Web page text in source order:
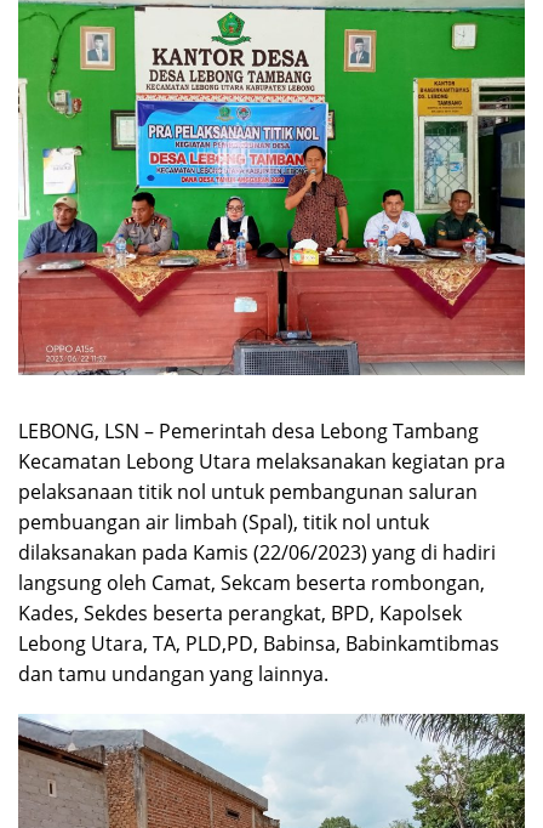
LEBONG, LSN – Pemerintah desa Lebong Tambang
Kecamatan Lebong Utara melaksanakan kegiatan pra
pelaksanaan titik nol untuk pembangunan saluran
pembuangan air limbah (Spal), titik nol untuk
dilaksanakan pada Kamis (22/06/2023) yang di hadiri
langsung oleh Camat, Sekcam beserta rombongan,
Kades, Sekdes beserta perangkat, BPD, Kapolsek
Lebong Utara, TA, PLD,PD, Babinsa, Babinkamtibmas
dan tamu undangan yang lainnya.